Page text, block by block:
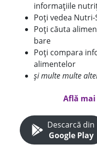
informațiile
Poți vedea
Poți căuta
bare
Poți compara
alimentelor
și multe multe
Află
Descarcă din
Google Play